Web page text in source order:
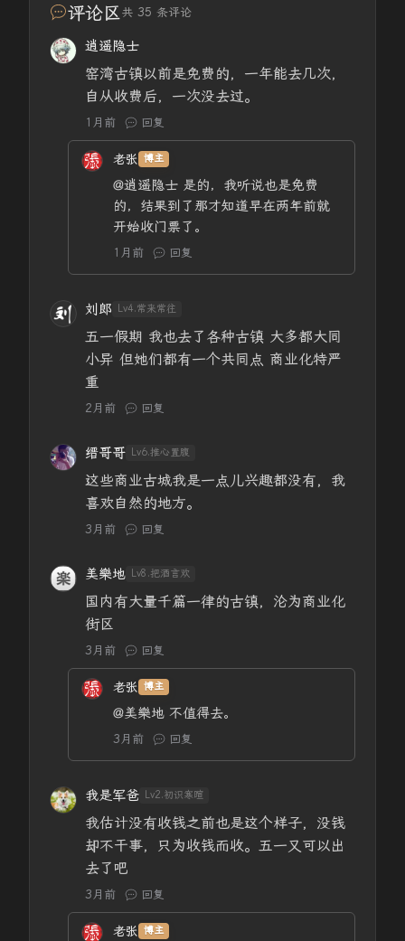
评论区共 35 条评论
逍遥隐士
窑湾古镇以前是免费的，一年能去几次，
自从收费后，一次没去过。
1月前 回复
老张 博主
@逍遥隐士 是的，我听说也是免费
的，结果到了那才知道早在两年前就
开始收门票了。
1月前 回复
刘郎 Lv4.常来常往
五一假期 我也去了各种古镇 大多都大同
小异 但她们都有一个共同点 商业化特严
重
2月前 回复
缙哥哥 Lv6.推心置腹
这些商业古城我是一点儿兴趣都没有，我
喜欢自然的地方。
3月前 回复
美樂地 Lv8.把酒言欢
国内有大量千篇一律的古镇，沦为商业化
街区
3月前 回复
老张 博主
@美樂地 不值得去。
3月前 回复
我是军爸 Lv2.初识寒暄
我估计没有收钱之前也是这个样子，没钱
却不干事，只为收钱而收。五一又可以出
去了吧
3月前 回复
老张 博主